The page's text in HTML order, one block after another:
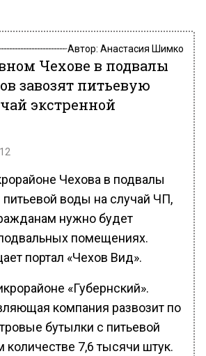
Автор: Анастасия Шимко
Чехове в подвалы
завозят питьевую
экстренной
Чехова в подвалы
питьевой воды на случай ЧП,
нужно будет
помещениях.
портал «Чехов Вид».
«Губернский».
компания развозит по
бутылки с питьевой
7,6 тысячи штук.